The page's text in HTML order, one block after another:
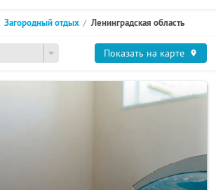
Загородный отдых Ленинградская область
Показать на карте